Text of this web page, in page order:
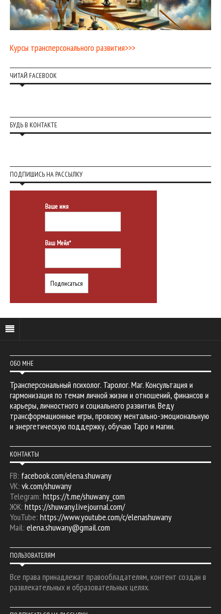
Курсы трансперсонального развития>>>
ЧИТАЙ FACEBOOK
БУДЬ В КОНТАКТЕ
ПОДПИШИСЬ НА РАССЫЛКУ
Ваше имя
Ваш Мейл*
ОБО МНЕ
Трансперсональный психолог. Таролог. Маг. Консультация и
гармонизация по темам личной жизни и отношений, финансов и
карьеры, личностного и социального развития. Веду
трансформационные игры, провожу ментально-эмоциональную
и энергетическую поддержку, обучаю Таро и магии.
КОНТАКТЫ
FB: facebook.com/elena.shuwany
VK: vk.com/shuwany
Telegram: https://t.me/shuwany_com
ЖЖ: https://shuwany.livejournal.com/
YouTube: https://www.youtube.com/c/elenashuwany
Mail: elena.shuwany@gmail.com
ПОЛЬЗОВАТЕЛЯМ
Все права принадлежат правообладателям, контент создан в
развлекательных и образовательных целях.